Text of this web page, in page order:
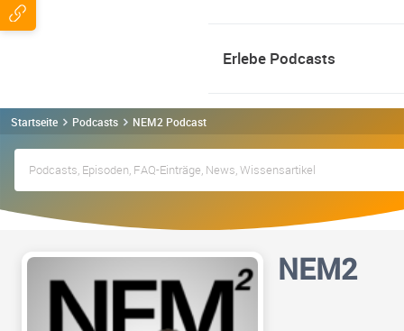
Erlebe Podcasts
Startseite Podcasts NEM2 Podcast
NEM2